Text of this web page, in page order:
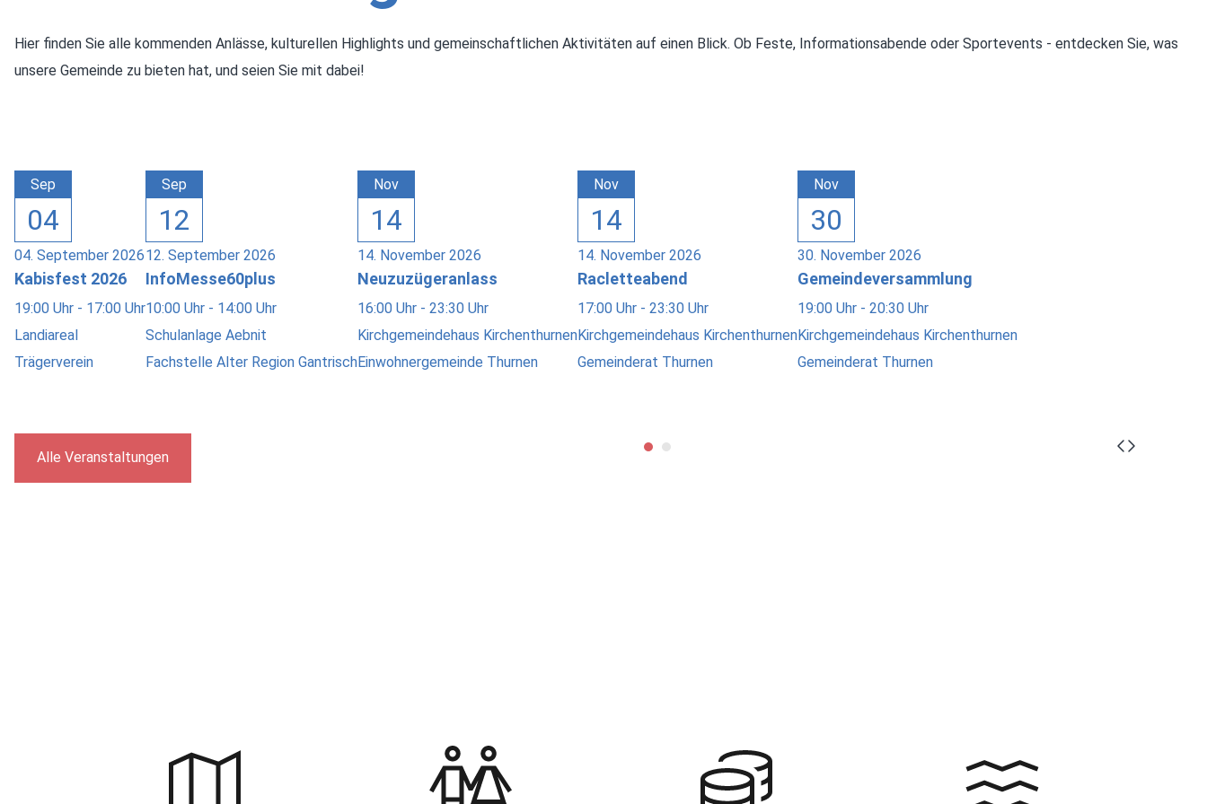
Hier finden Sie alle kommenden Anlässe, kulturellen Highlights und gemeinschaftlichen Aktivitäten auf einen Blick. Ob Feste, Informationsabende oder Sportevents - entdecken Sie, was
unsere Gemeinde zu bieten hat, und seien Sie mit dabei!
Sep
04
04. September 2026
Kabisfest 2026
19:00 Uhr - 17:00 Uhr
Landiareal
Trägerverein
Sep
12
12. September 2026
InfoMesse60plus
10:00 Uhr - 14:00 Uhr
Schulanlage Aebnit
Fachstelle Alter Region Gantrisch
Nov
14
14. November 2026
Neuzuzügeranlass
16:00 Uhr - 23:30 Uhr
Kirchgemeindehaus Kirchenthurnen
Einwohnergemeinde Thurnen
Nov
14
14. November 2026
Racletteabend
17:00 Uhr - 23:30 Uhr
Kirchgemeindehaus Kirchenthurnen
Gemeinderat Thurnen
Nov
30
30. November 2026
Gemeindeversammlung
19:00 Uhr - 20:30 Uhr
Kirchgemeindehaus Kirchenthurnen
Gemeinderat Thurnen
Alle Veranstaltungen